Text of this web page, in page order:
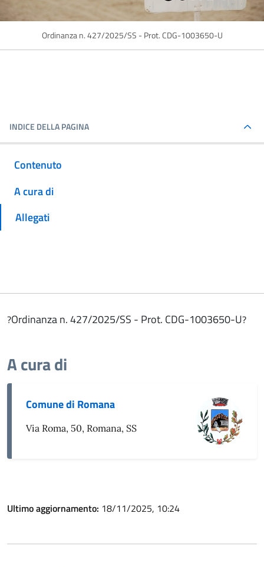
Ordinanza n. 427/2025/SS - Prot. CDG-1003650-U
INDICE DELLA PAGINA
Contenuto
A cura di
Allegati
?Ordinanza n. 427/2025/SS - Prot. CDG-1003650-U?
A cura di
Comune di Romana
Via Roma, 50, Romana, SS
Ultimo aggiornamento: 18/11/2025, 10:24